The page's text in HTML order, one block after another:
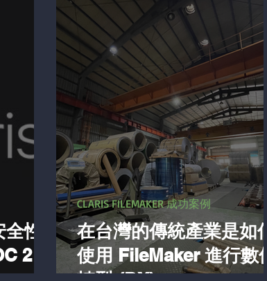
性
2
在台灣的傳統產業是如何
使用 FileMaker 進行數位
CLARIS FILEMAKER 成功案例